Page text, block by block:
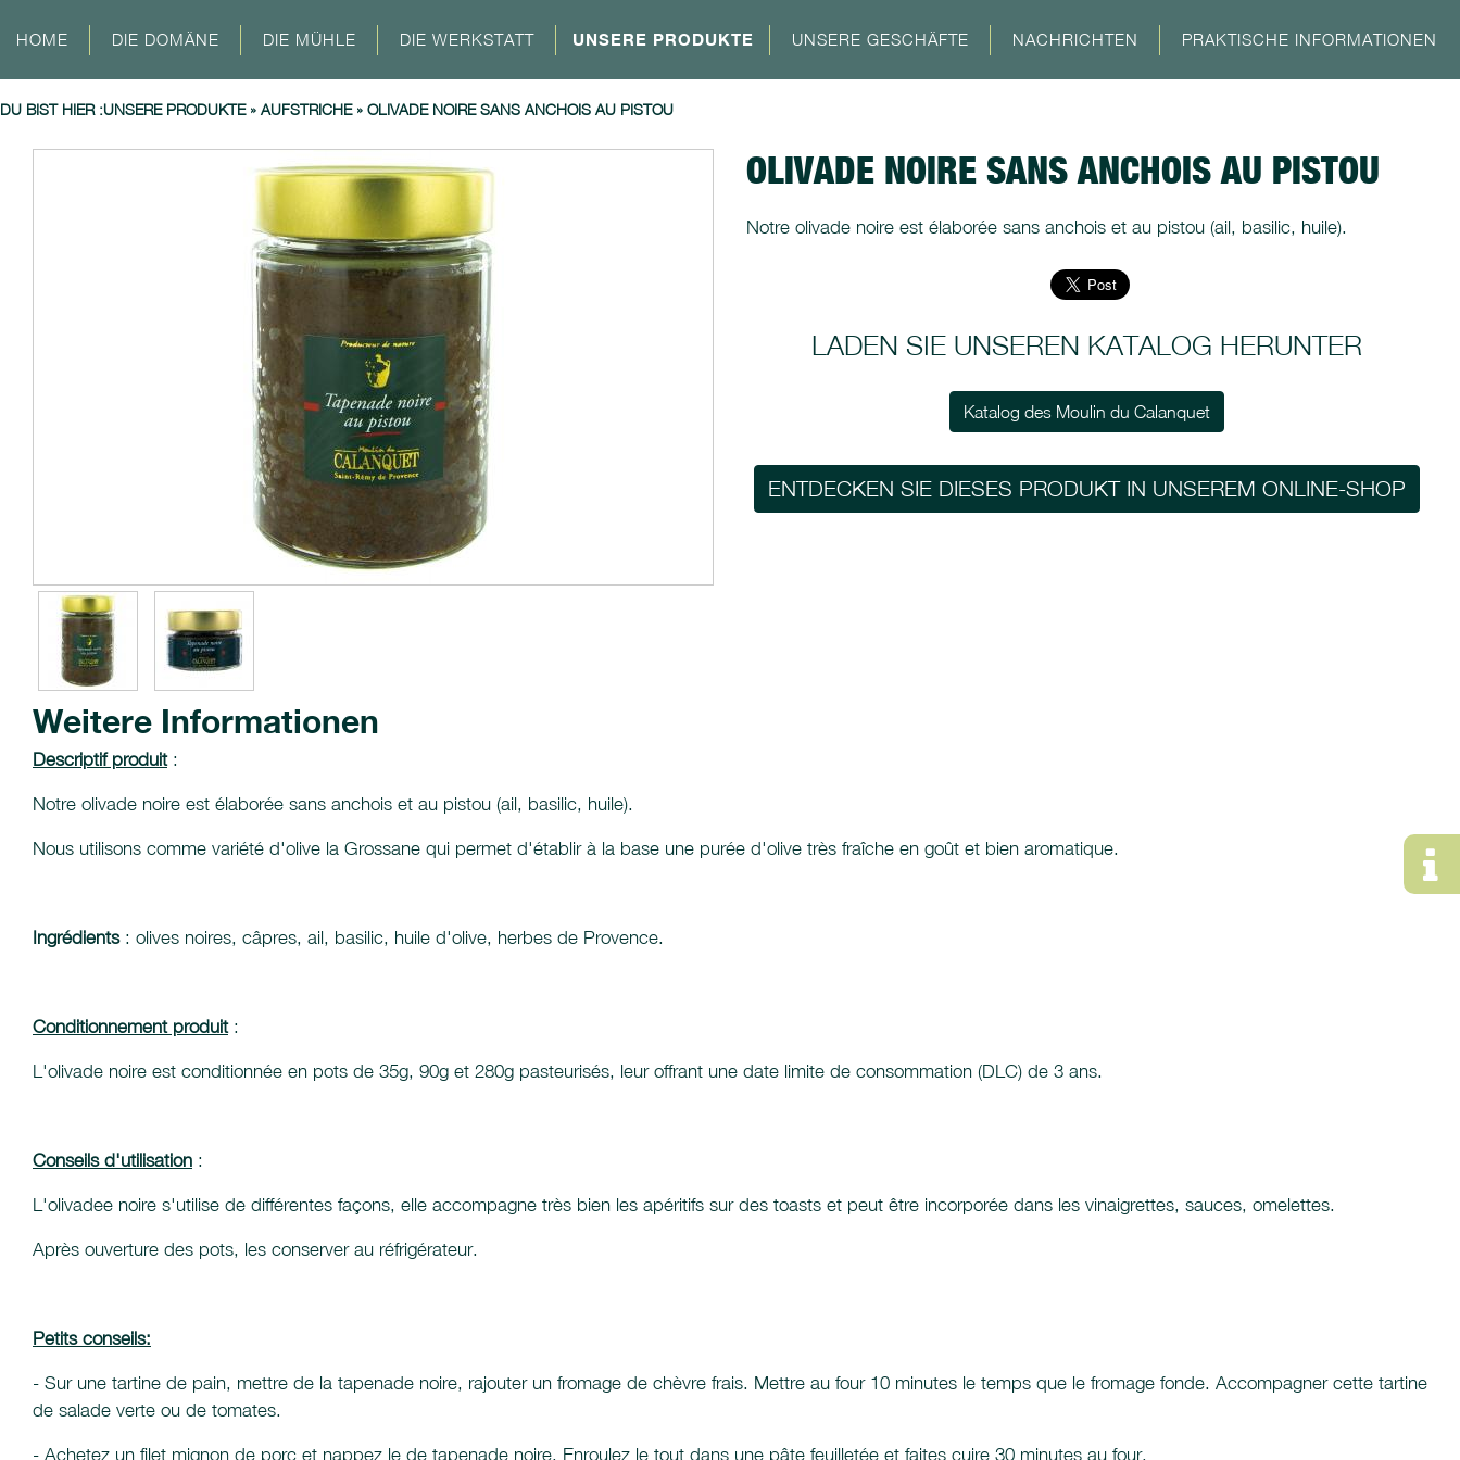
HOME DIE DOMÄNE DIE MÜHLE DIE WERKSTATT UNSERE PRODUKTE UNSERE GESCHÄFTE NACHRICHTEN PRAKTISCHE INFORMATIONEN
DU BIST HIER :UNSERE PRODUKTE» AUFSTRICHE» OLIVADE NOIRE SANS ANCHOIS AU PISTOU
OLIVADE NOIRE SANS ANCHOIS AU PISTOU
Notre olivade noire est élaborée sans anchois et au pistou (ail, basilic, huile).
LADEN SIE UNSEREN KATALOG HERUNTER
Katalog des Moulin du Calanquet
ENTDECKEN SIE DIESES PRODUKT IN UNSEREM ONLINE-SHOP
Weitere Informationen
Descriptif produit:
Notre olivade noire est élaborée sans anchois et au pistou (ail, basilic, huile).
Nous utilisons comme variété d'olive la Grossane qui permet d'établir à la base une purée d'olive très fraîche en goût et bien aromatique.
Ingrédients: olives noires, câpres, ail, basilic, huile d'olive, herbes de Provence.
Conditionnement produit:
L'olivade noire est conditionnée en pots de 35g, 90g et 280g pasteurisés, leur offrant une date limite de consommation (DLC) de 3 ans.
Conseils d'utilisation :
L'olivadee noire s'utilise de différentes façons, elle accompagne très bien les apéritifs sur des toasts et peut être incorporée dans les vinaigrettes, sauces, omelettes.
Après ouverture des pots, les conserver au réfrigérateur.
Petits conseils:
- Sur une tartine de pain, mettre de la tapenade noire, rajouter un fromage de chèvre frais. Mettre au four 10 minutes le temps que le fromage fonde. Accompagner cette tartine
de salade verte ou de tomates.
- Achetez un filet mignon de porc et nappez le de tapenade noire. Enroulez le tout dans une pâte feuilletée et faites cuire 30 minutes au four.